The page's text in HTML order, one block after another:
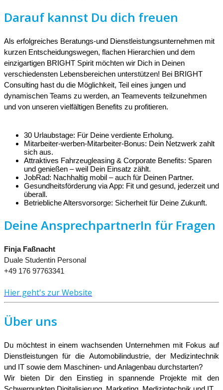
Darauf kannst Du dich freuen
Als erfolgreiches Beratungs-und Dienstleistungsunternehmen mit
kurzen Entscheidungswegen, flachen Hierarchien und dem
einzigartigen BRIGHT Spirit möchten wir Dich in Deinen
verschiedensten Lebensbereichen unterstützen! Bei BRIGHT
Consulting hast du die Möglichkeit, Teil eines jungen und
dynamischen Teams zu werden, an Teamevents teilzunehmen
und von unseren vielfältigen Benefits zu profitieren.
30 Urlaubstage: Für Deine verdiente Erholung.
Mitarbeiter-werben-Mitarbeiter-Bonus: Dein Netzwerk zahlt
sich aus.
Attraktives Fahrzeugleasing & Corporate Benefits: Sparen
und genießen – weil Dein Einsatz zählt.
JobRad: Nachhaltig mobil – auch für Deinen Partner.
Gesundheitsförderung via App: Fit und gesund, jederzeit und
überall.
Betriebliche Altersvorsorge: Sicherheit für Deine Zukunft.
Deine AnsprechpartnerIn für Fragen
Finja Faßnacht
Duale Studentin Personal
+49 176 97763341
Hier geht's zur Website
Über uns
Du möchtest in einem wachsenden Unternehmen mit Fokus auf
Dienstleistungen für die Automobilindustrie, der Medizintechnik
und IT sowie dem Maschinen- und Anlagenbau durchstarten?
Wir bieten Dir den Einstieg in spannende Projekte mit den